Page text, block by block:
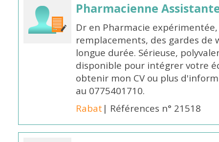
Pharmacienne
Dr en Pharmacie
remplacements, des gardes de
longue durée. Sérieuse,
disponible pour intégrer votre
obtenir mon CV ou plus
au 0775401710.
Rabat | Références n° 21518